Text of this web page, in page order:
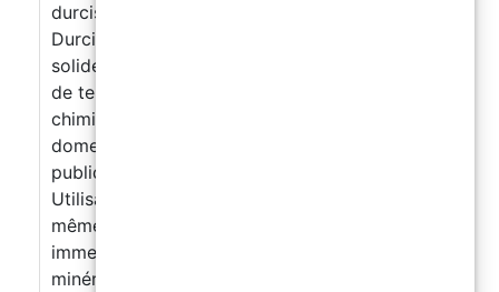
durcisseur + spatule + gants jetables
Durcissement fiable même sous l’eau – résultat
solide et durable
de température, au chlore et aux agents
chimiques
domestique, les hôtels, les spas et les piscines
publiques
Utilisation réellement subaquatique S’applique
même lorsque la surface est complètement
immergée.
minéraux Parfait pour le carrelage, la